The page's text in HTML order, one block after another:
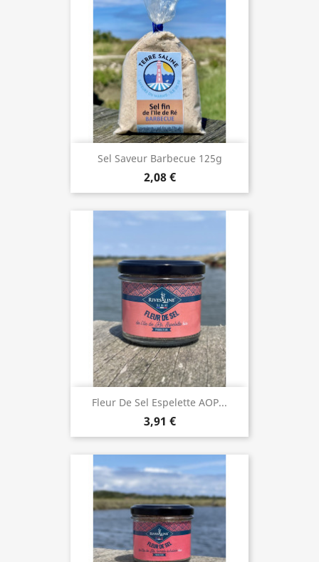
Sel Saveur Barbecue 125g
2,08 €
Fleur De Sel Espelette AOP...
3,91 €